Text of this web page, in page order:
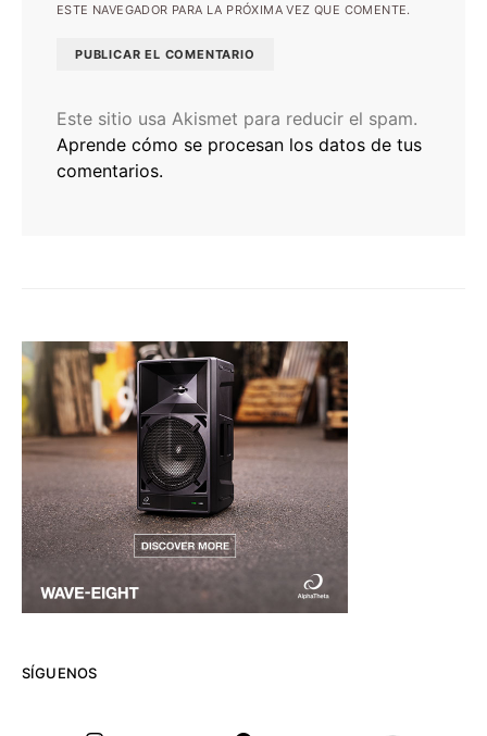
ESTE NAVEGADOR PARA LA PRÓXIMA VEZ QUE COMENTE.
Este sitio usa Akismet para reducir el spam.
Aprende cómo se procesan los datos de tus
comentarios.
SÍGUENOS